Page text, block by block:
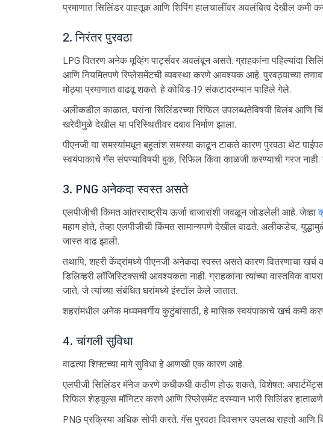
प्रमाणात सिलिंडर वाहतूक आणि शिपिंग हालचालींवर अवलंबित्व देखील कमी
2. निरंतर पुरवठा
LPG वितरण अनेक मूव्हिंग पार्ट्सवर अवलंबून असते. ग्राहकांना पहिल्यांदा
आणि नियमितपणे रिप्लेसमेंटची व्यवस्था करणे आवश्यक आहे. पुरवठ्याच्या
मोठ्या प्रमाणात वाढवू शकते. हे कोविड-19 संकटादरम्यान पाहिले गेले.
अलीकडील काळात, घरांना सिलिंडरच्या रिफिल उपलब्धतेविषयी विलंब आणि
खरेदीमुळे देखील या परिस्थितीवर दबाव निर्माण झाला.
पीएनजी या समस्यांमधून बहुतांश समस्या काढून टाकते कारण पुरवठा थेट
स्वयंपाकाचे गॅस संपण्याविषयी बुक, रिफिल किंवा काळजी करण्याची गरज
3. PNG अनेकदा स्वस्त असते
एलपीजीची किंमत आंतरराष्ट्रीय ऊर्जा बाजारांशी जवळून जोडलेली आहे. जेव्हा
महाग होते, तेव्हा एलपीजीची किंमत सामान्यपणे देखील वाढते. अलीकडेच,
जास्त वाढ झाली.
तथापि, शहरी केंद्रांमध्ये पीएनजी अनेकदा स्वस्त असते कारण वितरणाचा खर्च
डिलिव्हरी लॉजिस्टिक्सची आवश्यकता नाही. ग्राहकांना त्यांच्या वास्तविक
जाते, जे त्यांच्या संबंधित घरांमध्ये इंस्टॉल केले जातात.
शहरांमधील अनेक मध्यमवर्गीय कुटुंबांसाठी, हे मासिक स्वयंपाकाचे खर्च कमी
4. चांगली सुविधा
वाढत्या शिफ्टच्या मागे सुविधा हे आणखी एक कारण आहे.
एलपीजी सिलिंडर मॅनेज करणे कधीकधी कठीण होऊ शकते, विशेषत: अपार्टमेंट्स
रिफिल शेड्यूल्स मॉनिटर करणे आणि रिप्लेसमेंट दरम्यान भारी सिलिंडर
PNG प्रक्रिया अधिक सोपी करते. गॅस पुरवठा दिवसभर उपलब्ध राहतो आणि